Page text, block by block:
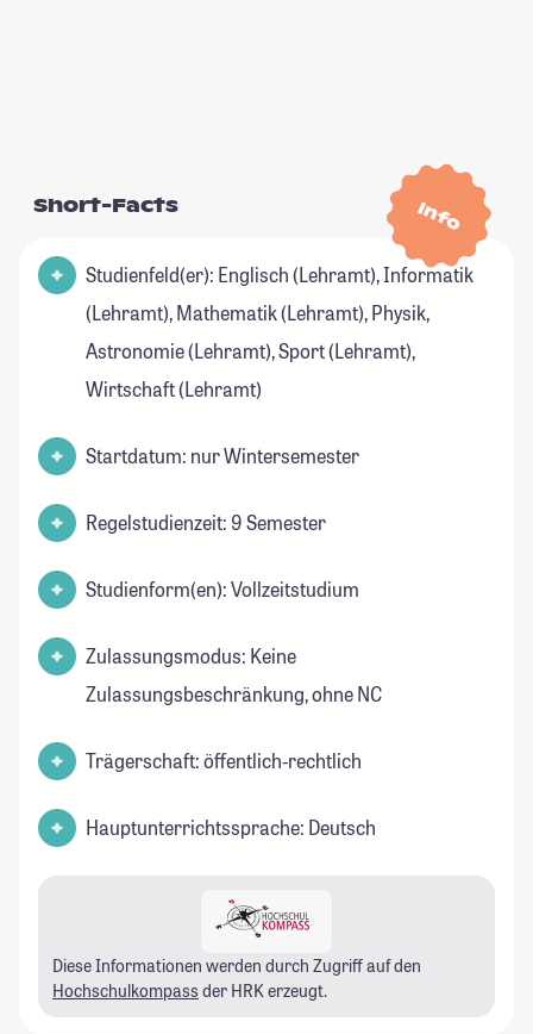
Info
Short-Facts
Studienfeld(er): Englisch (Lehramt), Informatik
(Lehramt), Mathematik (Lehramt), Physik,
Astronomie (Lehramt), Sport (Lehramt),
Wirtschaft (Lehramt)
Startdatum: nur Wintersemester
Regelstudienzeit: 9 Semester
Studienform(en): Vollzeitstudium
Zulassungsmodus: Keine
Zulassungsbeschränkung, ohne NC
Trägerschaft: öffentlich-rechtlich
Hauptunterrichtssprache: Deutsch
Diese Informationen werden durch Zugriff auf den
Hochschulkompass der HRK erzeugt.